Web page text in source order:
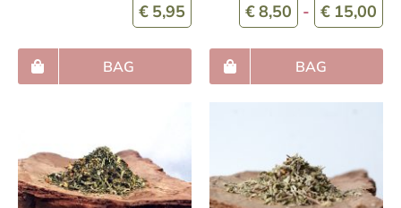
€ 5,95
BAG
€8,50 - € 15,00
BAG